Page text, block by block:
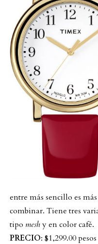
entre más sencillo es
combinar. Tiene tres
tipo meshy en color café.
PRECIO: $1,299.00 pesos